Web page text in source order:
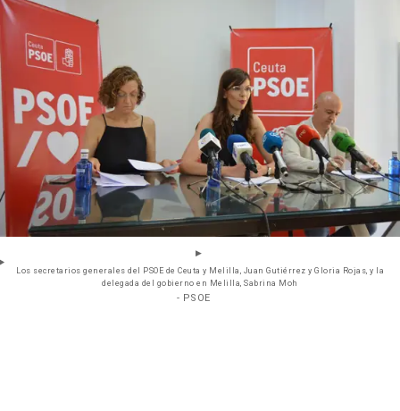
Los secretarios generales del PSOE de Ceuta y Melilla, Juan Gutiérrez y Gloria Rojas, y la
delegada del gobierno en Melilla, Sabrina Moh
- PSOE